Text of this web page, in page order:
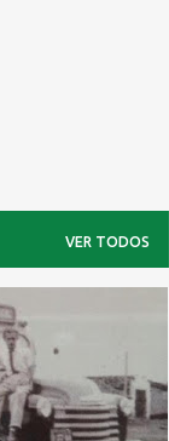
VER TODOS